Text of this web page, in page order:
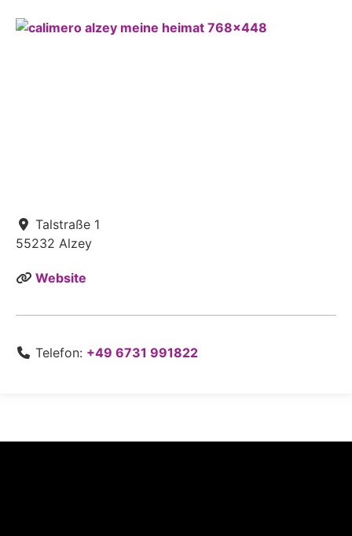
Talstraße 1
55232 Alzey
Website
Telefon: +49 6731 991822